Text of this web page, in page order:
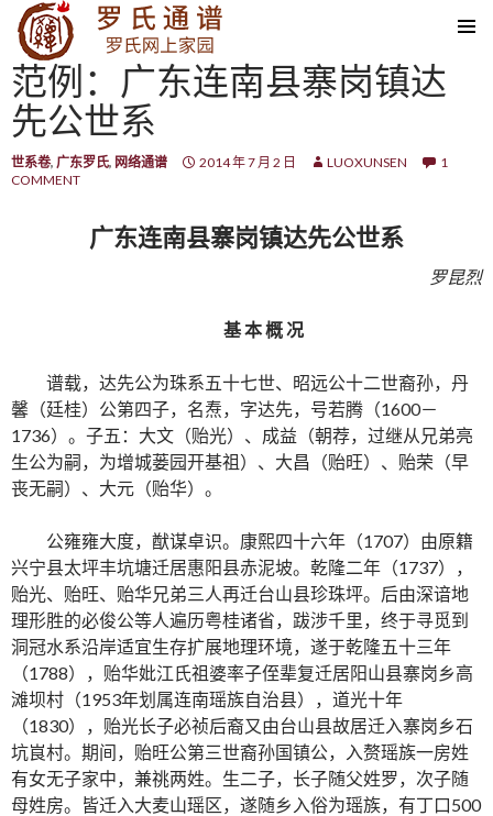
SKIP TO CONTENT
范例：广东连南县寨岗镇达
先公世系
世系卷, 广东罗氏, 网络通谱 2014 年 7 月 2 日 LUOXUNSEN
1
COMMENT
广东连南县寨岗镇达先公世系
罗昆烈
基 本 概 况
谱载，达先公为珠系五十七世、昭远公十二世裔孙，丹
馨（廷桂）公第四子，名焘，字达先，号若腾（1600－
1736）。子五：大文（贻光）、成益（朝荐，过继从兄弟亮
生公为嗣，为增城蒌园开基祖）、大昌（贻旺）、贻荣（早
丧无嗣）、大元（贻华）。
公雍雍大度，猷谋卓识。康熙四十六年（1707）由原籍
兴宁县太坪丰坑塘迁居惠阳县赤泥坡。乾隆二年（1737），
贻光、贻旺、贻华兄弟三人再迁台山县珍珠坪。后由深谙地
理形胜的必俊公等人遍历粤桂诸省，跋涉千里，终于寻觅到
洞冠水系沿岸适宜生存扩展地理环境，遂于乾隆五十三年
（1788），贻华妣江氏祖婆率子侄辈复迁居阳山县寨岗乡高
滩坝村（1953年划属连南瑶族自治县），道光十年
（1830），贻光长子必祯后裔又由台山县故居迁入寨岗乡石
坑峎村。期间，贻旺公第三世裔孙国镇公，入赘瑶族一房姓
有女无子家中，兼祧两姓。生二子，长子随父姓罗，次子随
母姓房。皆迁入大麦山瑶区，遂随乡入俗为瑶族，有丁口500